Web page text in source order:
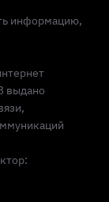
информацию,
выдано